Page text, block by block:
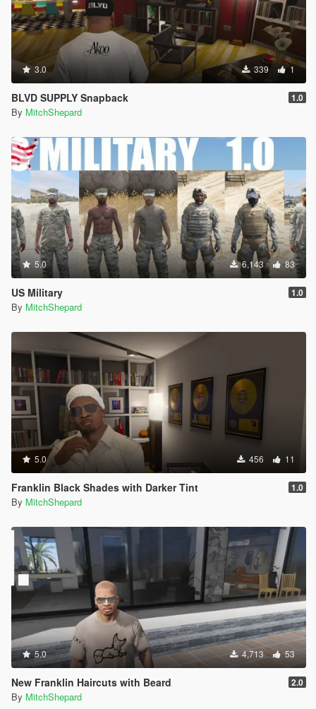
3.0 339 1
BLVD SUPPLY Snapback 1.0
By MitchShepard
5.0 6,143 83
US Military 1.0
By MitchShepard
5.0 456 11
Franklin Black Shades with Darker Tint 1.0
By MitchShepard
5.0 4,713 53
New Franklin Haircuts with Beard 2.0
By MitchShepard